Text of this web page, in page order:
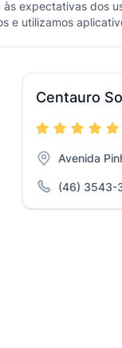
expectativas dos
e utilizamos
Centauro
Avenida
(46) 3543-